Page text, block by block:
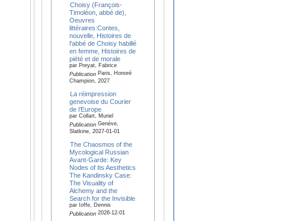
Choisy (François-
Timoléon, abbé de),
Oeuvres
littéraires:Contes,
nouvelle, Histoires de
l'abbé de Choisy habillé
en femme, Histoires de
piété et de morale
par Preyat, Fabrice
PublicationParis, Honoré
Champion, 2027
La réimpression
genevoise du Courier
de l’Europe
par Collart, Muriel
PublicationGenève,
Slatkine, 2027-01-01
The Chaosmos of the
Mycological Russian
Avant-Garde: Key
Nodes of Its Aesthetics
The Kandinsky Case:
The Visuality of
Alchemy and the
Search for the Invisible
par Ioffe, Dennis
Publication2026-12-01